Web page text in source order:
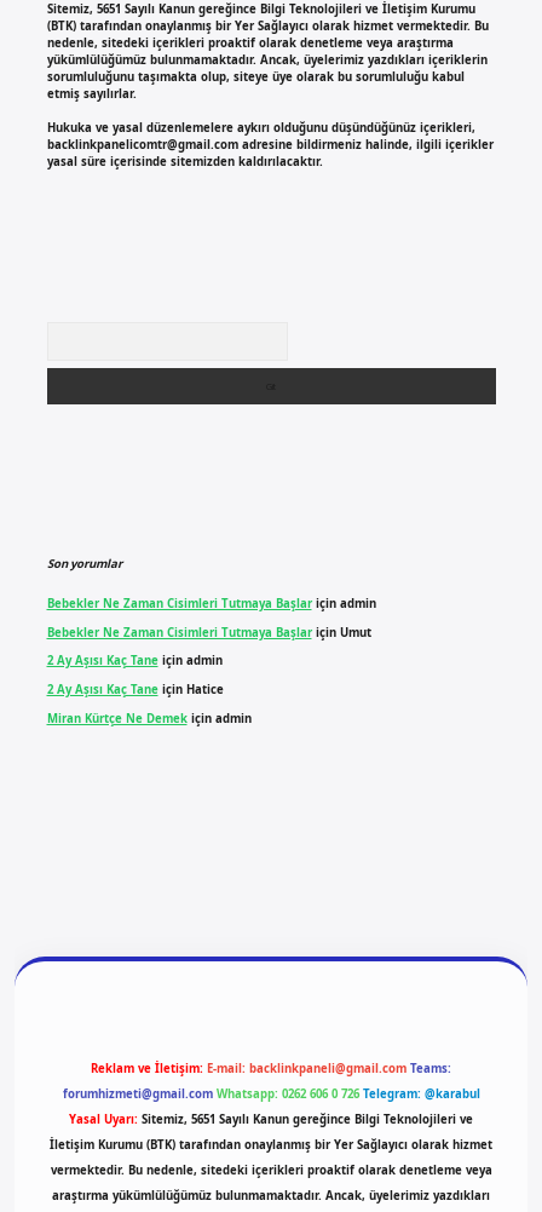
Sitemiz, 5651 Sayılı Kanun gereğince Bilgi Teknolojileri ve İletişim Kurumu
(BTK) tarafından onaylanmış bir Yer Sağlayıcı olarak hizmet vermektedir. Bu
nedenle, sitedeki içerikleri proaktif olarak denetleme veya araştırma
yükümlülüğümüz bulunmamaktadır. Ancak, üyelerimiz yazdıkları içeriklerin
sorumluluğunu taşımakta olup, siteye üye olarak bu sorumluluğu kabul
etmiş sayılırlar.
Hukuka ve yasal düzenlemelere aykırı olduğunu düşündüğünüz içerikleri,
backlinkpanelicomtr@gmail.comadresine bildirmeniz halinde, ilgili içerikler
yasal süre içerisinde sitemizden kaldırılacaktır.
Son yorumlar
Bebekler Ne Zaman Cisimleri Tutmaya Başlariçin admin
Bebekler Ne Zaman Cisimleri Tutmaya Başlariçin Umut
2 Ay Aşısı Kaç Taneiçin admin
2 Ay Aşısı Kaç Taneiçin Hatice
Miran Kürtçe Ne Demekiçin admin
Reklam ve İletişim: E-mail: backlinkpaneli@gmail.com Teams:
forumhizmeti@gmail.com Whatsapp: 0262 606 0 726 Telegram: @karabul
Yasal Uyarı: Sitemiz, 5651 Sayılı Kanun gereğince Bilgi Teknolojileri ve
İletişim Kurumu (BTK) tarafından onaylanmış bir Yer Sağlayıcı olarak hizmet
vermektedir. Bu nedenle, sitedeki içerikleri proaktif olarak denetleme veya
araştırma yükümlülüğümüz bulunmamaktadır. Ancak, üyelerimiz yazdıkları